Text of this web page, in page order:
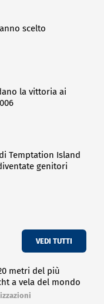
scelto
la vittoria ai
Temptation Island
genitori
VEDI TUTTI
metri del più
a vela del mondo